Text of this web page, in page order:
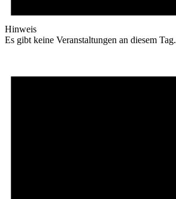
Hinweis
Es gibt keine Veranstaltungen an diesem Tag.